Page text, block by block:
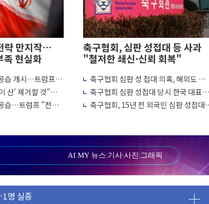
략 만지작…
족 현실화
습 개시…트럼프
산' 제거할 것"…
간 공습
습…트럼프 "전쟁
축구협회, 심판 성접대 등 사과
"철저한 쇄신·신뢰 회복"
축구협회 심판 성 접대 의혹, 해외도 관심
↑…감독 선임 과정 수사까지 외신 주목
축구협회 심판 성접대 당시 한국 대표팀
7경기 무패 행진
축구협회, 15년 전 외국인 심판 성접대
AI MY 뉴스|기사|사진 |그래픽
현실화
여 사망
져
널티' 22개 과제 손본다
명 실종
연대로 목소리 내야"